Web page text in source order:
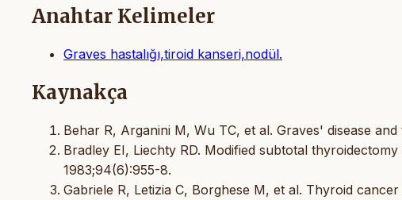
Anahtar Kelimeler
Graves hastalığı,tiroid kanseri,nodül.
Kaynakça
Behar R, Arganini M, Wu TC, et al. Graves' disease
Bradley EI, Liechty RD. Modified subtotal
1983;94(6):955-8.
Gabriele R, Letizia C, Borghese M, et al. Thyroid